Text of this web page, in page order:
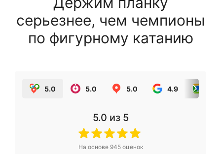
серьезнее, чем чемпионы
по фигурному катанию
5.0 5.0 5.0 4.9
5.0 из 5
На основе 945оценок